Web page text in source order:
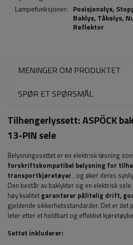
Lampefunksjoner: Posisjonslys,
Baklys, Tåkelys,
Reflektor
MENINGER OM PRODUKTET
SPØR ET SPØRSMÅL
Tilhengerlyssett:ASPÖCK
13-PIN sele
Belysningssettet er en elektrisk løsning
forskriftskompatibel belysning for
transportkjøretøyer , og øker deres
Den består av baklykter og en elektrisk
høy kvalitet garanterer pålitelig drift,
gjeldende sikkerhetsstandarder. Det er det
leter etter et holdbart og effektivt
Settet inkluderer: